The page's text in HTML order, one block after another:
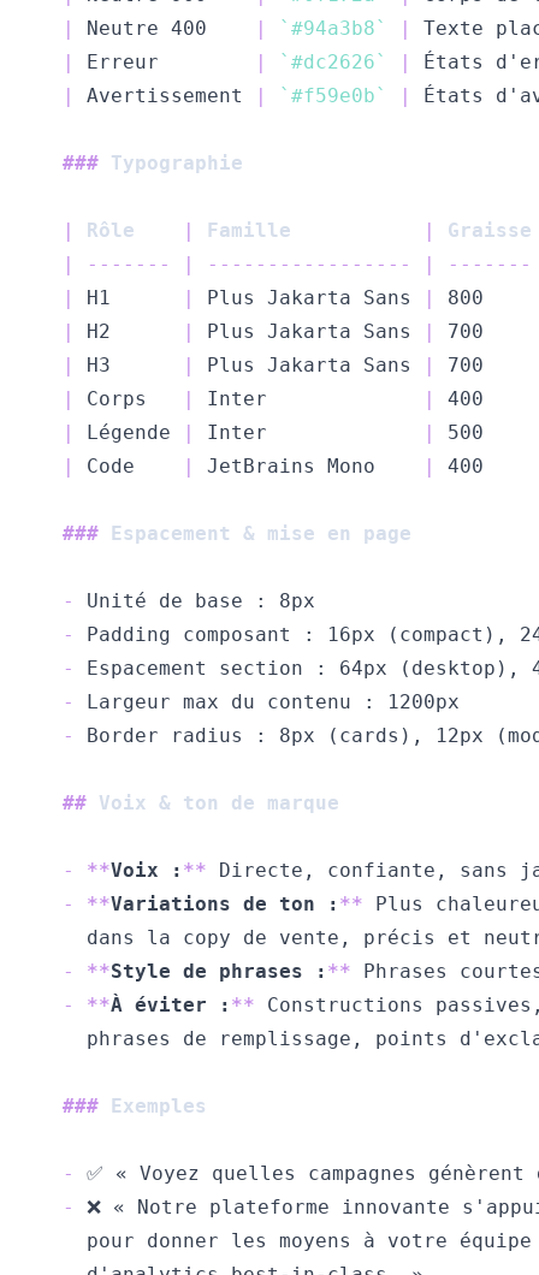
Neutre 400 `#94a3b8`
Texte
Erreur `#dc2626`
États
Avertissement `#f59e0b` États
### Typographie
Rôle Famille
------- -----------------
-------
H1 Plus Jakarta Sans
H2 Plus Jakarta Sans
H3 Plus Jakarta Sans
Corps Inter
Légende Inter
Code JetBrains Mono
### Espacement & mise en page
-
-
-
-
-
## Voix & ton de marque
- **Voix : **
-
**Variations de ton : **
- **Style de phrases : **
-
**À éviter : **
### Exemples
-
-